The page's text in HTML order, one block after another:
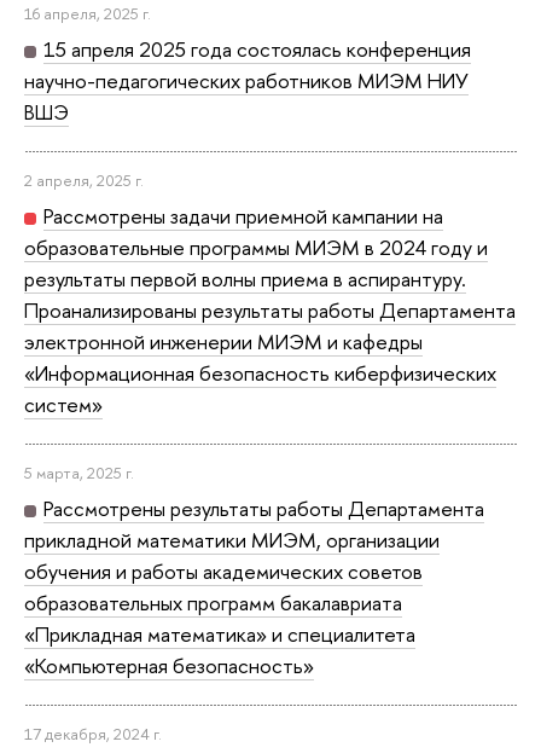
16 апреля, 2025 г.
15 апреля 2025 года состоялась конференция
научно-педагогических работников МИЭМ НИУ
ВШЭ
2 апреля, 2025 г.
Рассмотрены задачи приемной кампании на
образовательные программы МИЭМ в 2024 году и
результаты первой волны приема в аспирантуру.
Проанализированы результаты работы Департамента
электронной инженерии МИЭМ и кафедры
«Информационная безопасность киберфизических
систем»
5 марта, 2025 г.
Рассмотрены результаты работы Департамента
прикладной математики МИЭМ, организации
обучения и работы академических советов
образовательных программ бакалавриата
«Прикладная математика» и специалитета
«Компьютерная безопасность»
17 декабря, 2024 г.